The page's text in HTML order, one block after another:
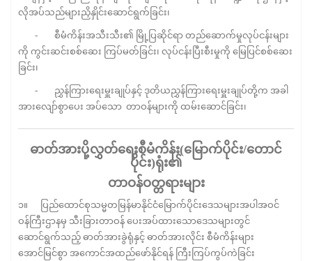
လိုအပ်သည်များညှိနှိုင်းဆောင်ရွက်ခြင်း၊
- စီမံကိန်းအသီးသီး၏ မြို့ပြဆိုင်ရာ တည်ဆောက်မှုလုပ်ငန်းများ
ကို ကွင်းဆင်းစစ်ဆေး ကြပ်မတ်ခြင်း၊ လုပ်ငန်းပြီးစီးမှုကို မြေပြင်စစ်ဆေး
ခြင်း၊
- ညွှန်ကြားရေးမှူးချုပ်နှင့် ဒုတိယညွှန်ကြားရေးမှူးချုပ်တို့က အခါ
အားလျော်စွာပေး အပ်သော တာဝန်များကို ထမ်းဆောင်ခြင်း၊
ဓာတ်အားပို့လွှတ်ရေးစီမံကိန်း(မြောက်ပိုင်း/တောင်
ပိုင်း)ရုံး၏
တာဝန်ဝတ္တရားများ
၁။ ပြည်ထောင်စုသမ္မတမြန်မာနိုင်ငံမြောက်ပိုင်းဒေသများအပါအဝင်
ဝန်ကြီးဌာနမှ သီးခြားတာဝန် ပေးအပ်ထားသောဒေသများတွင်
ဆောင်ရွက်သည့် ဓာတ်အားခွဲရုံနှင့် ဓာတ်အားလိုင်း စီမံကိန်းများ
အောင်မြင်စွာ အကောင်အထည်ဖော်နိုင်ရန် ကြီးကြပ်ကွပ်ကဲခြင်း